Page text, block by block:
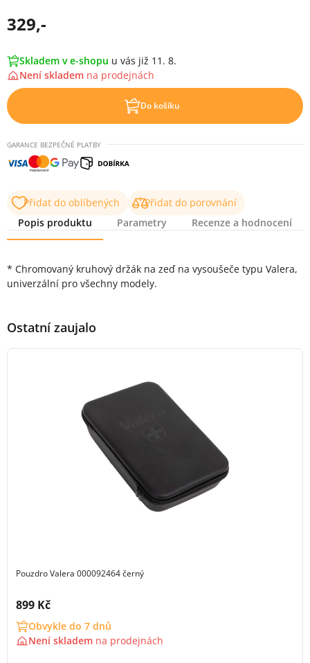
329,-
Skladem v e-shopu u vás již 11. 8.
Není skladem na prodejnách
Do košíku
GARANCE BEZPEČNÉ PLATBY
Přidat do oblíbených
Přidat do porovnání
Popis produktu
Parametry Recenze a hodnocení
* Chromovaný kruhový držák na zeď na vysoušeče typu Valera,
univerzální pro všechny modely.
Ostatní zaujalo
Pouzdro Valera 000092464 černý
Cena s DPH:
899 Kč
Obvykle do 7 dnů
Není skladem na prodejnách